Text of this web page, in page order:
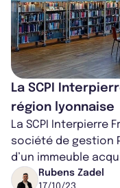
La SCPI
région lyonnaise
La SCPI Interpierre
société de gestion
d’un immeuble
Répondant aux
Rubens Zadel